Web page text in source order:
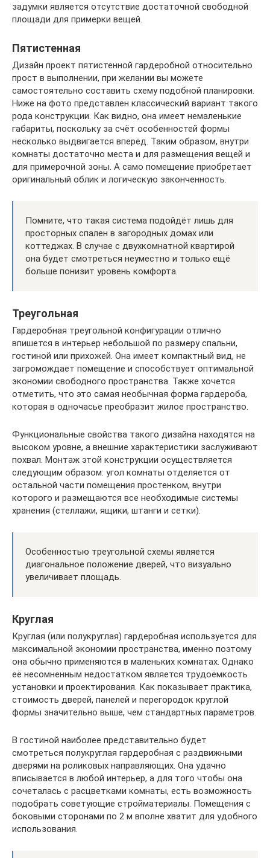
задумки является отсутствие достаточной свободной
площади для примерки вещей.
Пятистенная
Дизайн проект пятистенной гардеробной относительно
прост в выполнении, при желании вы можете
самостоятельно составить схему подобной планировки.
Ниже на фото представлен классический вариант такого
рода конструкции. Как видно, она имеет немаленькие
габариты, поскольку за счёт особенностей формы
несколько выдвигается вперёд. Таким образом, внутри
комнаты достаточно места и для размещения вещей и
для примерочной зоны. А само помещение приобретает
оригинальный облик и логическую законченность.
Помните, что такая система подойдёт лишь для
просторных спален в загородных домах или
коттеджах. В случае с двухкомнатной квартирой
она будет смотреться неуместно и только ещё
больше понизит уровень комфорта.
Треугольная
Гардеробная треугольной конфигурации отлично
впишется в интерьер небольшой по размеру спальни,
гостиной или прихожей. Она имеет компактный вид, не
загромождает помещение и способствует оптимальной
экономии свободного пространства. Также хочется
отметить, что это самая необычная форма гардероба,
которая в одночасье преобразит жилое пространство.
Функциональные свойства такого дизайна находятся на
высоком уровне, а внешние характеристики заслуживают
похвал. Монтаж этой конструкции осуществляется
следующим образом: угол комнаты отделяется от
остальной части помещения простенком, внутри
которого и размещаются все необходимые системы
хранения (стеллажи, ящики, штанги и сетки).
Особенностью треугольной схемы является
диагональное положение дверей, что визуально
увеличивает площадь.
Круглая
Круглая (или полукруглая) гардеробная используется для
максимальной экономии пространства, именно поэтому
она обычно применяются в маленьких комнатах. Однако
её несомненным недостатком является трудоёмкость
установки и проектирования. Как показывает практика,
стоимость дверей, панелей и перегородок круглой
формы значительно выше, чем стандартных параметров.
В гостиной наиболее представительно будет
смотреться полукруглая гардеробная с раздвижными
дверями на роликовых направляющих. Она удачно
вписывается в любой интерьер, а для того чтобы она
сочеталась с расцветками комнаты, есть возможность
подобрать советующие стройматериалы. Помещения с
боковыми сторонами по 2 м вполне хватит для удобного
использования.